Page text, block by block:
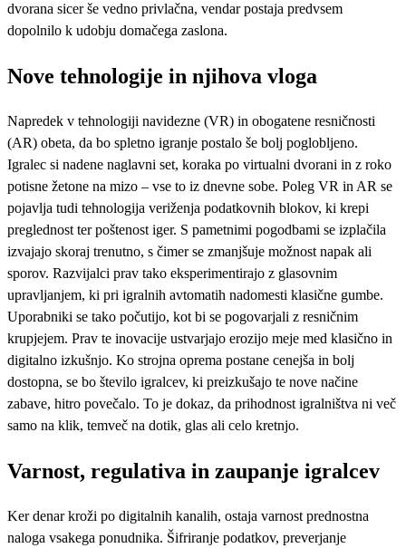
dvorana sicer še vedno privlačna, vendar postaja predvsem
dopolnilo k udobju domačega zaslona.
Nove tehnologije in njihova vloga
Napredek v tehnologiji navidezne (VR) in obogatene resničnosti
(AR) obeta, da bo spletno igranje postalo še bolj poglobljeno.
Igralec si nadene naglavni set, koraka po virtualni dvorani in z roko
potisne žetone na mizo – vse to iz dnevne sobe. Poleg VR in AR se
pojavlja tudi tehnologija veriženja podatkovnih blokov, ki krepi
preglednost ter poštenost iger. S pametnimi pogodbami se izplačila
izvajajo skoraj trenutno, s čimer se zmanjšuje možnost napak ali
sporov. Razvijalci prav tako eksperimentirajo z glasovnim
upravljanjem, ki pri igralnih avtomatih nadomesti klasične gumbe.
Uporabniki se tako počutijo, kot bi se pogovarjali z resničnim
krupjejem. Prav te inovacije ustvarjajo erozijo meje med klasično in
digitalno izkušnjo. Ko strojna oprema postane cenejša in bolj
dostopna, se bo število igralcev, ki preizkušajo te nove načine
zabave, hitro povečalo. To je dokaz, da prihodnost igralništva ni več
samo na klik, temveč na dotik, glas ali celo kretnjo.
Varnost, regulativa in zaupanje igralcev
Ker denar kroži po digitalnih kanalih, ostaja varnost prednostna
naloga vsakega ponudnika. Šifriranje podatkov, preverjanje